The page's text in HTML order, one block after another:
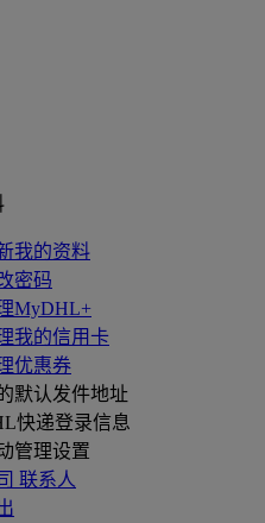
我的资料
密码
MyDHL+
我的信用卡
优惠券
默认发件地址
快递登录信息
管理设置
联系人